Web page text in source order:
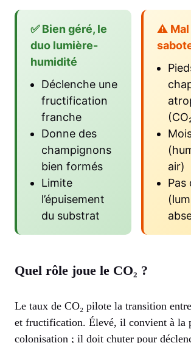
✅ Bien géré, le
duo lumière-
humidité
Déclenche une
fructification
franche
Donne des
champignons
bien formés
Limite
l’épuisement
du substrat
⚠️ Mal
air)
Pas
Quel rôle joue le CO₂ ?
Le taux de CO₂ pilote la transition
et fructification. Élevé, il convient à la
colonisation ; il doit chuter pour